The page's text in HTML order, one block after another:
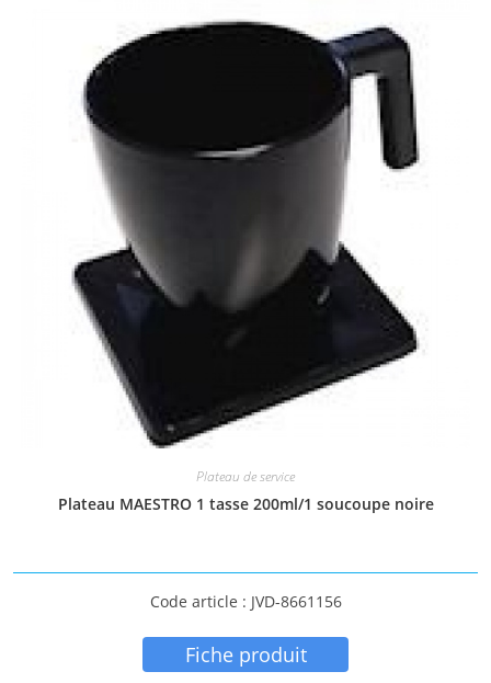
Plateau de service
Plateau MAESTRO 1 tasse 200ml/1 soucoupe noire
Code article : JVD-8661156
Fiche produit